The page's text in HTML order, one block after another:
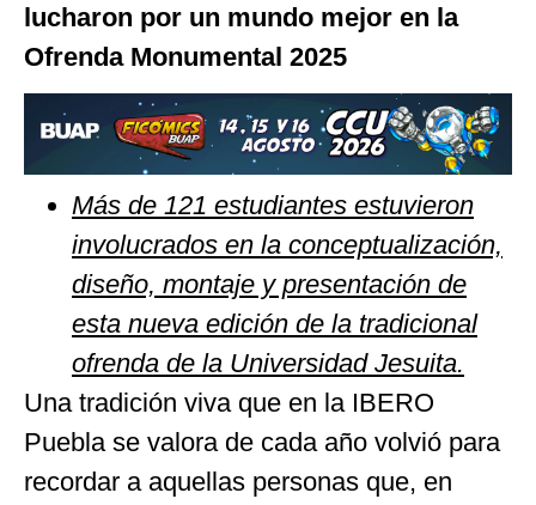
lucharon por un mundo mejor en la
Ofrenda Monumental 2025
Más de 121 estudiantes estuvieron
involucrados en la conceptualización,
diseño, montaje y presentación de
esta nueva edición de la tradicional
ofrenda de la Universidad Jesuita.
Una tradición viva que en la IBERO
Puebla se valora de cada año volvió para
recordar a aquellas personas que, en